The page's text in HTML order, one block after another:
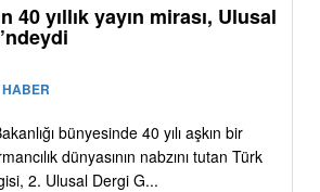
40 yıllık yayın mirası, Ulusal
bünyesinde 40 yılı aşkın bir
dünyasının nabzını tutan Türk
2. Ulusal Dergi G...